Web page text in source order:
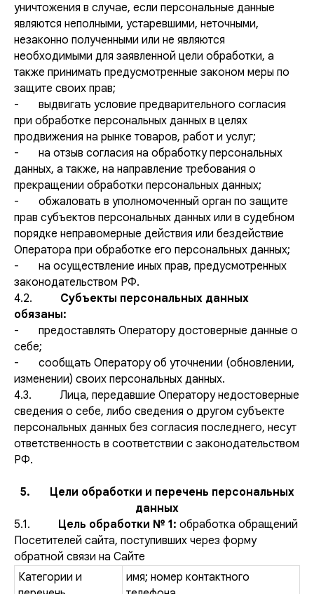
уничтожения в случае, если персональные данные
являются неполными, устаревшими, неточными,
незаконно полученными или не являются
необходимыми для заявленной цели обработки, а
также принимать предусмотренные законом меры по
защите своих прав;
- выдвигать условие предварительного согласия
при обработке персональных данных в целях
продвижения на рынке товаров, работ и услуг;
- на отзыв согласия на обработку персональных
данных, а также, на направление требования о
прекращении обработки персональных данных;
- обжаловать в уполномоченный орган по защите
прав субъектов персональных данных или в судебном
порядке неправомерные действия или бездействие
Оператора при обработке его персональных данных;
- на осуществление иных прав, предусмотренных
законодательством РФ.
4.2. Субъекты персональных данных
обязаны:
- предоставлять Оператору достоверные данные о
себе;
- сообщать Оператору об уточнении (обновлении,
изменении) своих персональных данных.
4.3. Лица, передавшие Оператору недостоверные
сведения о себе, либо сведения о другом субъекте
персональных данных без согласия последнего, несут
ответственность в соответствии с законодательством
РФ.
5. Цели обработки и перечень персональных
данных
5.1. Цель обработки № 1: обработка обращений
Посетителей сайта, поступивших через форму
обратной связи на Сайте
Категории и
имя; номер контактного